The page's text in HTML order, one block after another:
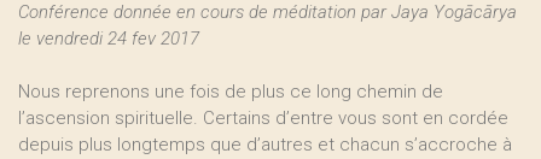
Conférence donnée en cours de méditation par Jaya Yogācārya
le vendredi 24 fev 2017
Nous reprenons une fois de plus ce long chemin de
l’ascension spirituelle. Certains d’entre vous sont en cordée
depuis plus longtemps que d’autres et chacun s’accroche à